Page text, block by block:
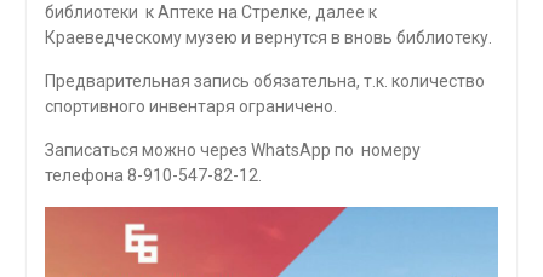
библиотеки к Аптеке на Стрелке, далее к
Краеведческому музею и вернутся в вновь библиотеку.
Предварительная запись обязательна, т.к. количество
спортивного инвентаря ограничено.
Записаться можно через WhatsApp по номеру
телефона 8-910-547-82-12.